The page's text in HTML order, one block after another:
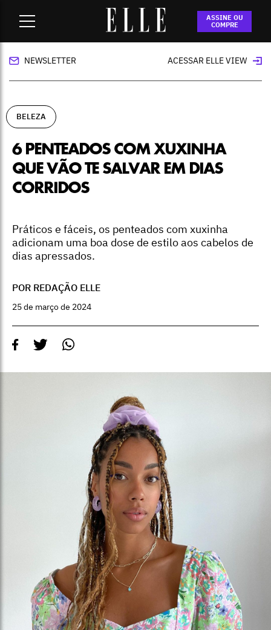
ASSINE OU
COMPRE
6 penteados com xuxinha que vão te salvar
em dias corridos
NEWSLETTER ACESSAR ELLE VIEW
BELEZA
6 PENTEADOS COM XUXINHA
QUE VÃO TE SALVAR EM DIAS
CORRIDOS
Práticos e fáceis, os penteados com xuxinha
adicionam uma boa dose de estilo aos cabelos de
dias apressados.
POR REDAÇÃO ELLE
25 de março de 2024